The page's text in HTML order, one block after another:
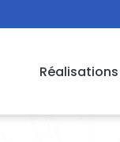
Réalisations